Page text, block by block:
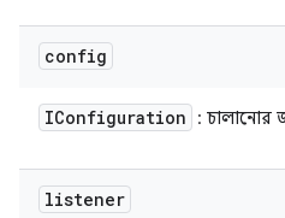
config
IConfiguration : চালানোর
listener